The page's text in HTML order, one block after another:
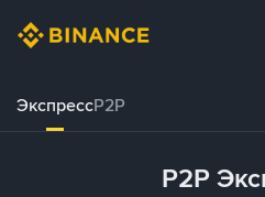
ЭкспрессP2P
P2P